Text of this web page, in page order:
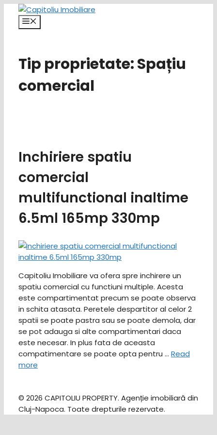
conținut
Tip proprietate:Spațiu
comercial
Inchiriere spatiu
comercial
multifunctional inaltime
6.5ml 165mp 330mp
Capitoliu Imobiliare va ofera spre inchirere un
spatiu comercial cu functiuni multiple. Acesta
este compartimentat precum se poate observa
in schita atasata. Peretele despartitor al celor 2
spatii se poate pastra sau se poate demola, dar
se pot adauga si alte compartimentari daca
este necesar. In plus fata de aceasta
compatimentare se poate opta pentru … Read
more
© 2026 CAPITOLIU PROPERTY. Agenție imobiliară din
Cluj-Napoca. Toate drepturile rezervate.